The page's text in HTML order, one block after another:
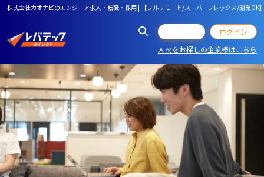
株式会社カオナビのエンジニア求人・転職・採用 | 【フルリモート/スーパーフレックス/副業
ログイン
人材をお探しの企業様はこちら